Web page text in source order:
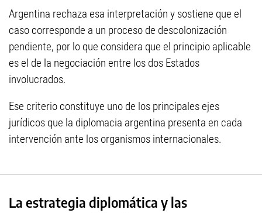
Argentina rechaza esa interpretación y sostiene que el
caso corresponde a un proceso de descolonización
pendiente, por lo que considera que el principio aplicable
es el de la negociación entre los dos Estados
involucrados.
Ese criterio constituye uno de los principales ejes
jurídicos que la diplomacia argentina presenta en cada
intervención ante los organismos internacionales.
La estrategia diplomática y las